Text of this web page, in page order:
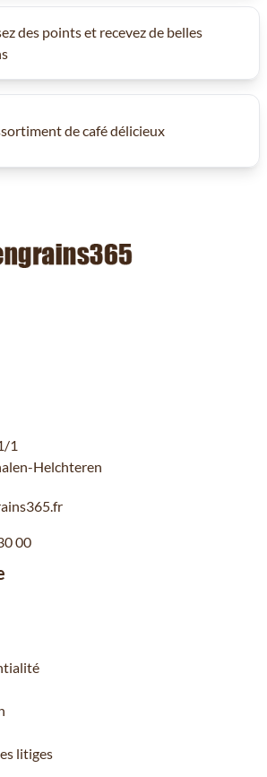
des points et recevez de belles
de café délicieux
1
Helchteren
00
litiges